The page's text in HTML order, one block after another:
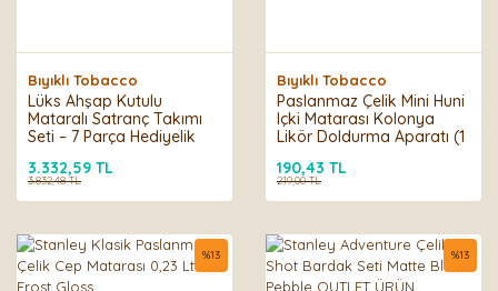
Bıyıklı Tobacco
Lüks Ahşap Kutulu
Mataralı Satranç Takımı
Seti – 7 Parça Hediyelik
3.332,59 TL
3.832,48 TL
Bıyıklı Tobacco
Paslanmaz Çelik Mini Huni
Içki Matarası Kolonya
Likör Doldurma Aparatı (1
190,43 TL
219,00 TL
%13 %13